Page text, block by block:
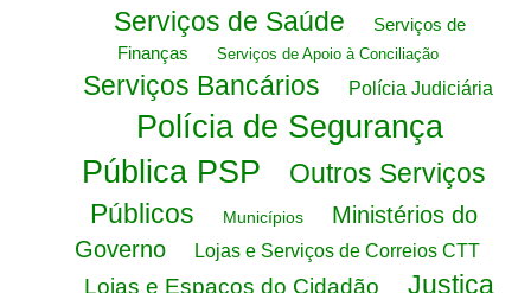
Serviços de Saúde
Serviços de
Finanças
Serviços de Apoio à Conciliação
Serviços Bancários Polícia Judiciária
Polícia de Segurança
Pública PSP
Outros Serviços
Públicos
Municípios
Ministérios do
Governo
Lojas e Serviços de Correios CTT
Lojas e Espaços do Cidadão Justiça